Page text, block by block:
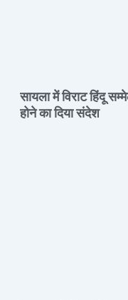
सायला में विराट हिंदू
होने का दिया संदेश